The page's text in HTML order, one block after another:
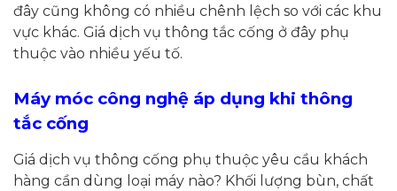
đây cũng không có nhiều chênh lệch so với các khu
vực khác. Giá dịch vụ thông tắc cống ở đây phụ
thuộc vào nhiều yếu tố.
Máy móc công nghệ áp dụng khi thông
tắc cống
Giá dịch vụ thông cống phụ thuộc yêu cầu khách
hàng cần dùng loại máy nào? Khối lượng bùn, chất